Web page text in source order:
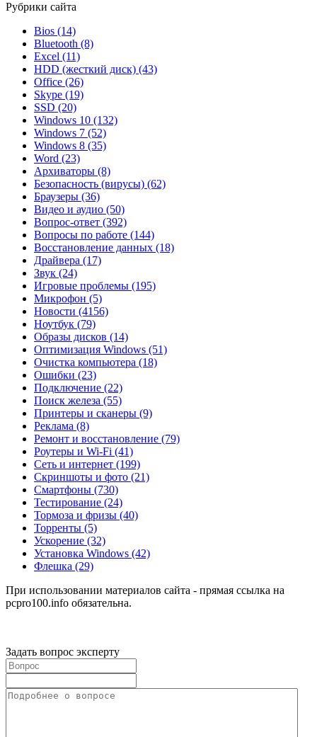
Рубрики сайта
Bios (14)
Bluetooth (8)
Excel (11)
HDD (жесткий диск) (43)
Office (26)
Skype (19)
SSD (20)
Windows 10 (132)
Windows 7 (52)
Windows 8 (35)
Word (23)
Архиваторы (8)
Безопасность (вирусы) (62)
Браузеры (36)
Видео и аудио (50)
Вопрос-ответ (392)
Вопросы по работе (144)
Восстановление данных (18)
Драйвера (17)
Звук (24)
Игровые проблемы (195)
Микрофон (5)
Новости (4156)
Ноутбук (79)
Образы дисков (14)
Оптимизация Windows (51)
Очистка компьютера (18)
Ошибки (23)
Подключение (22)
Поиск железа (55)
Принтеры и сканеры (9)
Реклама (8)
Ремонт и восстановление (79)
Роутеры и Wi-Fi (41)
Сеть и интернет (199)
Скриншоты и фото (21)
Смартфоны (730)
Тестирование (24)
Тормоза и фризы (40)
Торренты (5)
Ускорение (32)
Установка Windows (42)
Флешка (29)
При использовании материалов сайта - прямая ссылка на
pcpro100.info обязательна.
Задать вопрос эксперту